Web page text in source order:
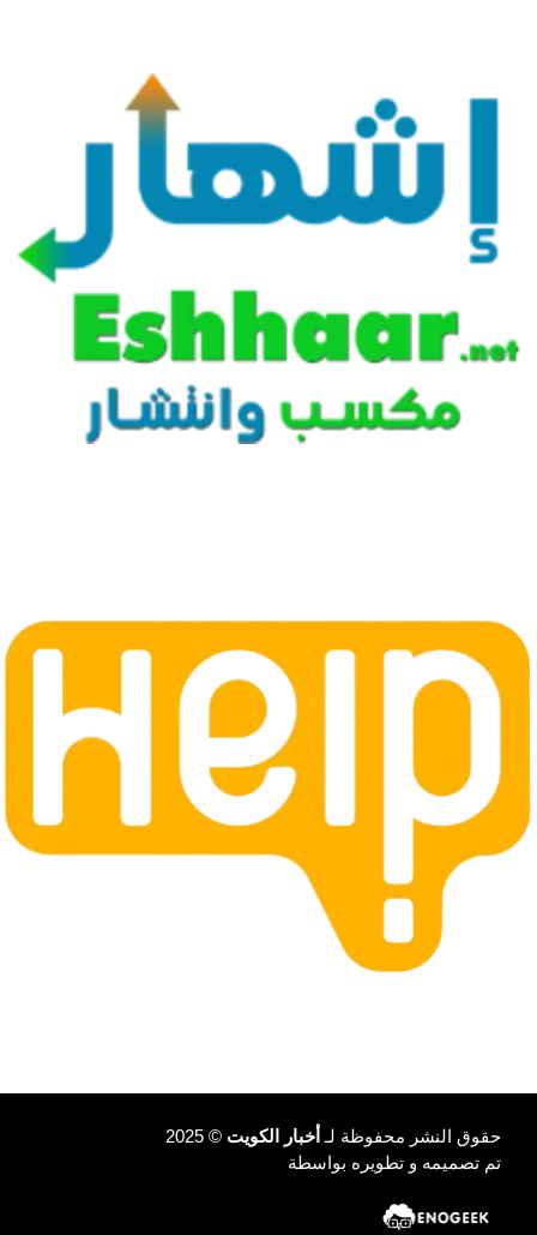
حقوق النشر محفوظة لـ أخبار الكويت © 2025
تم تصميمه و تطويره بواسطة